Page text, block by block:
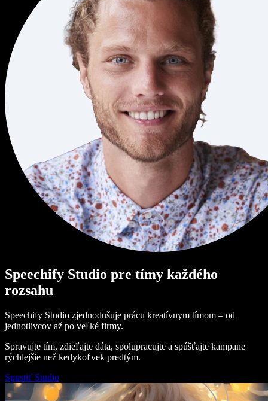
Speechify Studio pre tímy každého
rozsahu
Speechify Studio zjednodušuje prácu kreatívnym tímom – od
jednotlivcov až po veľké firmy.
Spravujte tím, zdieľajte dáta, spolupracujte a spúšťajte kampane
rýchlejšie než kedykoľvek predtým.
Spustiť Studio